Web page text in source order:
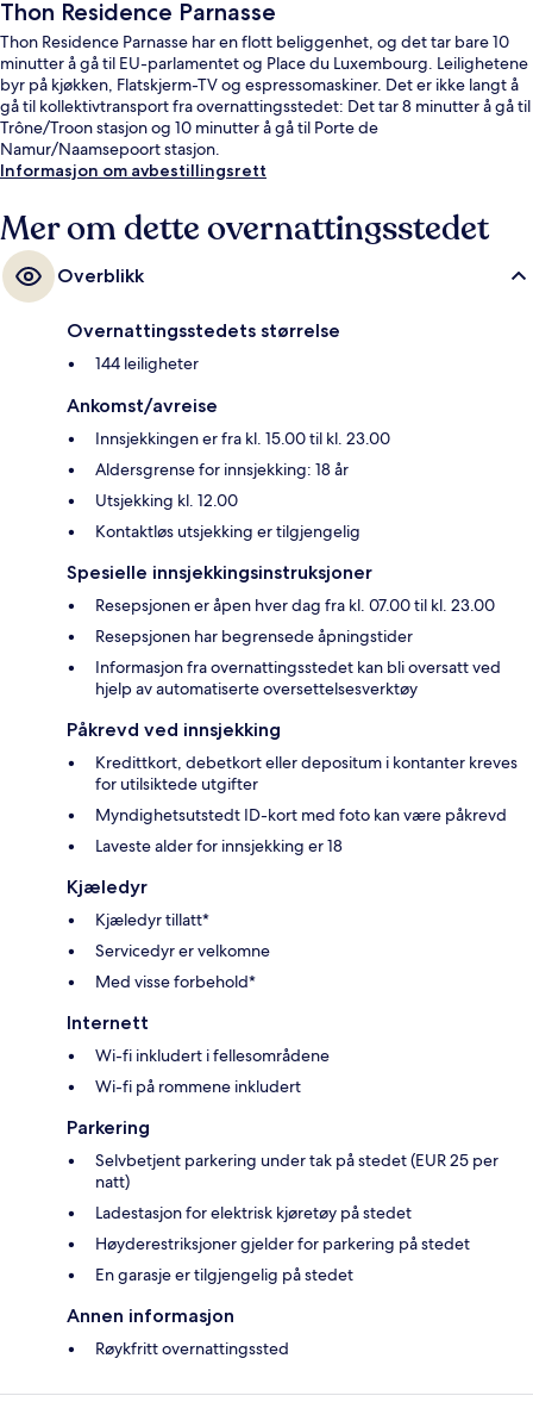
Thon Residence Parnasse
Thon Residence Parnasse har en flott beliggenhet, og det tar bare 10
minutter å gå til EU-parlamentet og Place du Luxembourg. Leilighetene
byr på kjøkken, Flatskjerm-TV og espressomaskiner. Det er ikke langt å
gå til kollektivtransport fra overnattingsstedet: Det tar 8 minutter å gå til
Trône/Troon stasjon og 10 minutter å gå til Porte de
Namur/Naamsepoort stasjon.
Informasjon om avbestillingsrett
Mer om dette overnattingsstedet
Overblikk
Overnattingsstedets størrelse
144 leiligheter
Ankomst/avreise
Innsjekkingen er fra kl. 15.00 til kl. 23.00
Aldersgrense for innsjekking: 18 år
Utsjekking kl. 12.00
Kontaktløs utsjekking er tilgjengelig
Spesielle innsjekkingsinstruksjoner
Resepsjonen er åpen hver dag fra kl. 07.00 til kl. 23.00
Resepsjonen har begrensede åpningstider
Informasjon fra overnattingsstedet kan bli oversatt ved
hjelp av automatiserte oversettelsesverktøy
Påkrevd ved innsjekking
Kredittkort, debetkort eller depositum i kontanter kreves
for utilsiktede utgifter
Myndighetsutstedt ID-kort med foto kan være påkrevd
Laveste alder for innsjekking er 18
Kjæledyr
Kjæledyr tillatt*
Servicedyr er velkomne
Med visse forbehold*
Internett
Wi-fi inkludert i fellesområdene
Wi-fi på rommene inkludert
Parkering
Selvbetjent parkering under tak på stedet (EUR 25 per
natt)
Ladestasjon for elektrisk kjøretøy på stedet
Høyderestriksjoner gjelder for parkering på stedet
En garasje er tilgjengelig på stedet
Annen informasjon
Røykfritt overnattingssted